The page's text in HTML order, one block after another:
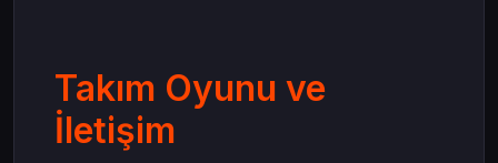
Takım Oyunu ve
İletişim